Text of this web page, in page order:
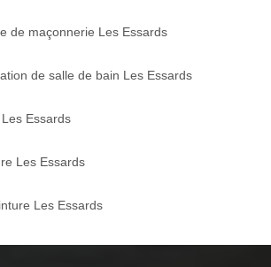
de maçonnerie Les Essards
de salle de bain Les Essards
Essards
Les Essards
Les Essards